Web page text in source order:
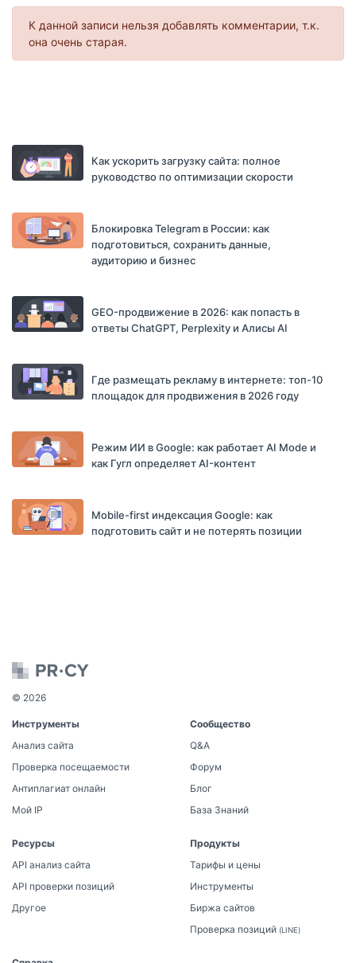
К данной записи нельзя добавлять комментарии, т.к.
она очень старая.
Как ускорить загрузку сайта: полное
руководство по оптимизации скорости
Блокировка Telegram в России: как
подготовиться, сохранить данные,
аудиторию и бизнес
GEO-продвижение в 2026: как попасть в
ответы ChatGPT, Perplexity и Алисы AI
Где размещать рекламу в интернете: топ-10
площадок для продвижения в 2026 году
Режим ИИ в Google: как работает AI Mode и
как Гугл определяет AI-контент
Mobile-first индексация Google: как
подготовить сайт и не потерять позиции
© 2026
Инструменты
Анализ сайта
Проверка посещаемости
Антиплагиат онлайн
Мой IP
Сообщество
Q&A
Форум
Блог
База Знаний
Ресурсы
API анализ сайта
API проверки позиций
Другое
Продукты
Тарифы и цены
Инструменты
Биржа сайтов
Проверка позиций (LINE)